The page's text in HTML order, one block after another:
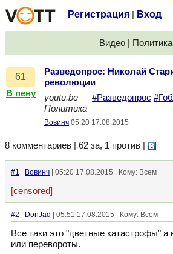
Регистрация Вход
Видео | Политика
61
В пену
Разведопрос: Николай
революции
youtu.be — #Разведопрос
Политика
Вовинч 05:20 17.08.2015
8 комментариев | 62 за, 1 против
#1 Вовинч | 05:20 17.08.2015 | Кому: Всем
[censored]
#2 DonJad | 05:51 17.08.2015 | Кому: Всем
Все таки это "цветные катастрофы" а
или перевороты.